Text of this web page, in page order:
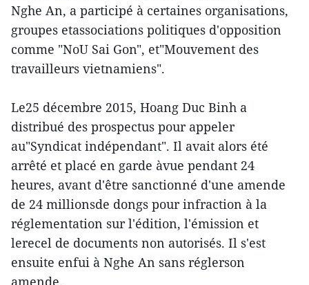
Nghe An, a participé à certaines organisations,
groupes etassociations politiques d'opposition
comme "NoU Sai Gon", et"Mouvement des
travailleurs vietnamiens".
Le25 décembre 2015, Hoang Duc Binh a
distribué des prospectus pour appeler
au"Syndicat indépendant". Il avait alors été
arrêté et placé en garde àvue pendant 24
heures, avant d'être sanctionné d'une amende
de 24 millionsde dongs pour infraction à la
réglementation sur l'édition, l'émission et
lerecel de documents non autorisés. Il s'est
ensuite enfui à Nghe An sans réglerson